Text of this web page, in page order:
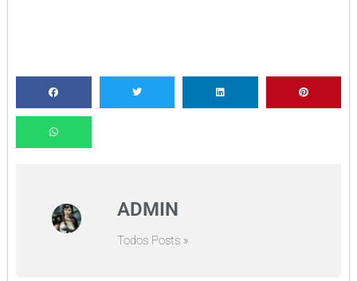
ADMIN
Todos Posts »